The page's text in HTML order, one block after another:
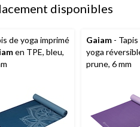
disponibles
de yoga imprimé
en TPE, bleu,
Gaiam -
yoga
prune, 6 mm